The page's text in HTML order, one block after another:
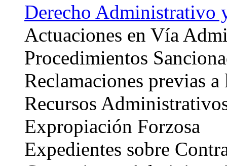
Derecho Administrativo
Actuaciones en Vía
Procedimientos
Reclamaciones previas
Recursos
Expropiación Forzosa
Expedientes sobre